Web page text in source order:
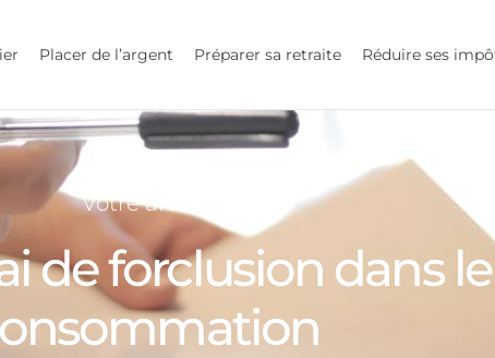
Placer de l’argent Préparer sa retraite Réduire ses
Votre article
de forclusion dans